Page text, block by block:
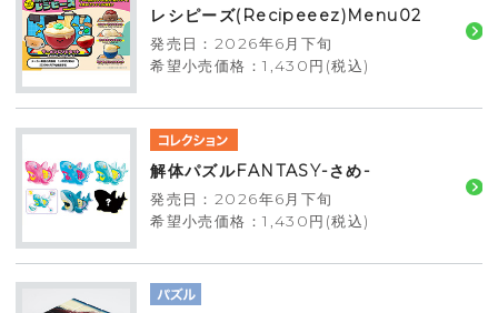
レシピーズ(Recipeeez)Menu02
発売日：2026年6月下旬
希望小売価格：1,430円(税込)
解体パズルFANTASY-さめ-
発売日：2026年6月下旬
希望小売価格：1,430円(税込)